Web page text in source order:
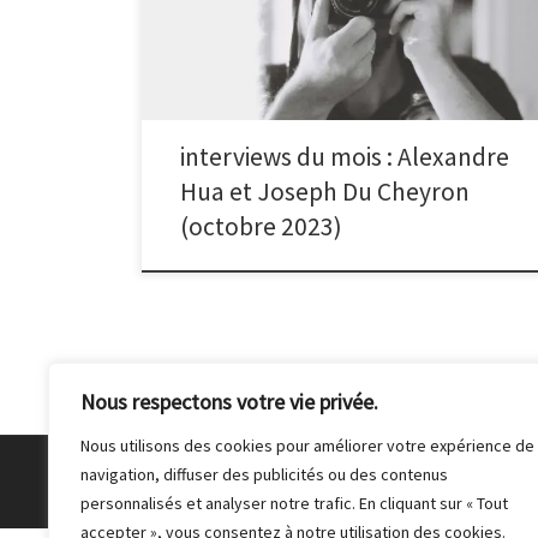
Nous respectons votre vie privée.
Nous utilisons des cookies pour améliorer votre expérience de
navigation, diffuser des publicités ou des contenus
personnalisés et analyser notre trafic. En cliquant sur « Tout
accepter », vous consentez à notre utilisation des cookies.
la sortie photo avec le club à la fanzone place de la
Concorde. J’ai trouvé ce supporter intéressant avec
son cigare, son béret et son kilt. Il était aussi très
souriant, chaleureux et ne demandait qu’à être pris
en photo ! » Lire la suite de l’interview d’Alexandre,
interviews du mois : Alexandre
Hua et Joseph Du Cheyron
(octobre 2023)
© 2026Club Photo de Malakoff– Tous droits